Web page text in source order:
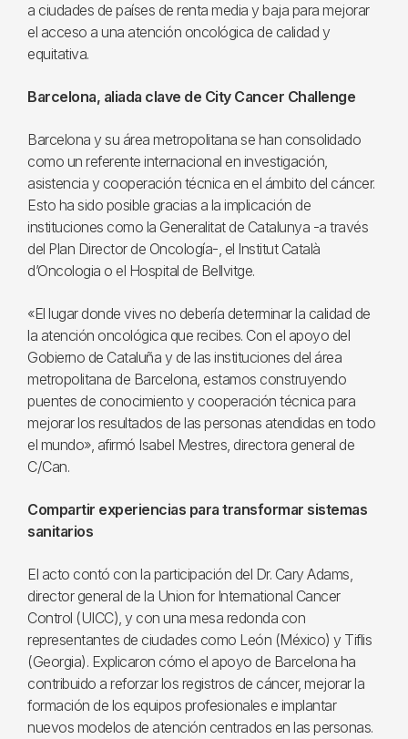
a ciudades de países de renta media y baja para mejorar
el acceso a una atención oncológica de calidad y
equitativa.
Barcelona, aliada clave de City Cancer Challenge
Barcelona y su área metropolitana se han consolidado
como un referente internacional en investigación,
asistencia y cooperación técnica en el ámbito del cáncer.
Esto ha sido posible gracias a la implicación de
instituciones como la Generalitat de Catalunya -a través
del Plan Director de Oncología-, el Institut Català
d’Oncologia o el Hospital de Bellvitge.
«El lugar donde vives no debería determinar la calidad de
la atención oncológica que recibes. Con el apoyo del
Gobierno de Cataluña y de las instituciones del área
metropolitana de Barcelona, estamos construyendo
puentes de conocimiento y cooperación técnica para
mejorar los resultados de las personas atendidas en todo
el mundo», afirmó Isabel Mestres, directora general de
C/Can.
Compartir experiencias para transformar sistemas
sanitarios
El acto contó con la participación del Dr. Cary Adams,
director general de la Union for International Cancer
Control (UICC), y con una mesa redonda con
representantes de ciudades como León (México) y Tiflis
(Georgia). Explicaron cómo el apoyo de Barcelona ha
contribuido a reforzar los registros de cáncer, mejorar la
formación de los equipos profesionales e implantar
nuevos modelos de atención centrados en las personas.